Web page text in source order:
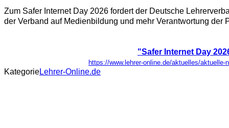
Zum Safer Internet Day 2026 fordert der Deutsche
der Verband auf Medienbildung und mehr Verantwortung der
"Safer Internet Day
https://www.lehrer-online.de/aktuelles/
KategorieLehrer-Online.de